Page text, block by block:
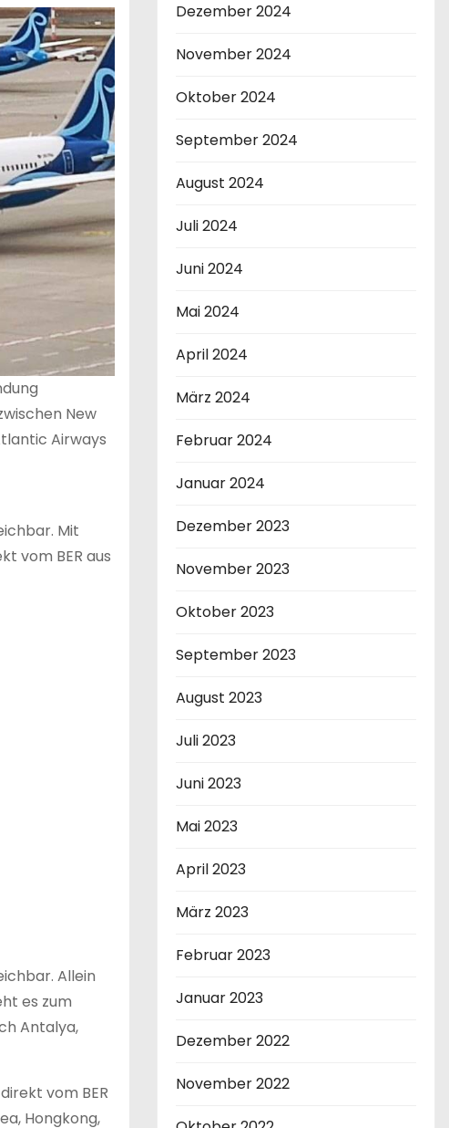
New
Airways
Mit
vom BER aus
Allein
es zum
Antalya,
vom BER
Hongkong,
Dezember 2024
November 2024
Oktober 2024
September 2024
August 2024
Juli 2024
Juni 2024
Mai 2024
April 2024
März 2024
Februar 2024
Januar 2024
Dezember 2023
November 2023
Oktober 2023
September 2023
August 2023
Juli 2023
Juni 2023
Mai 2023
April 2023
März 2023
Februar 2023
Januar 2023
Dezember 2022
November 2022